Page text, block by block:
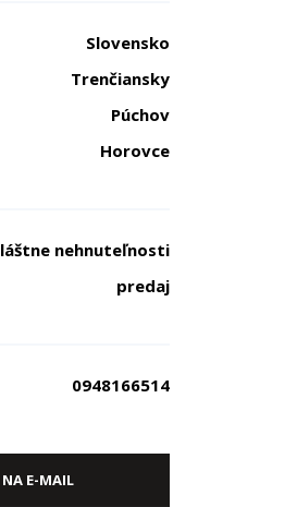
Slovensko
Trenčiansky
Púchov
Horovce
nehnuteľnosti
predaj
0948166514
E-MAIL